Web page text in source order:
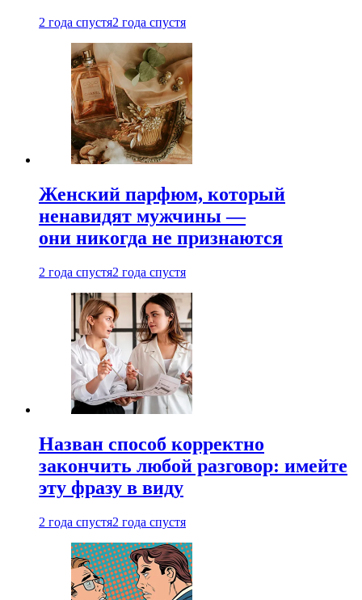
2 года спустя2 года спустя
Женский парфюм, который
ненавидят мужчины —
они никогда не признаются
2 года спустя2 года спустя
Назван способ корректно
закончить любой разговор: имейте
эту фразу в виду
2 года спустя2 года спустя